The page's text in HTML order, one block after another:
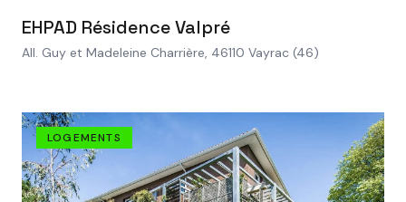
VOIR LE PROJET
EHPAD Résidence Valpré
All. Guy et Madeleine Charrière, 46110 Vayrac (46)
LOGEMENTS